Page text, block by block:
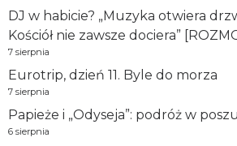
DJ w habicie? „Muzyka otwiera
Kościół nie zawsze dociera”
7 sierpnia
Eurotrip, dzień 11. Byle do morza
7 sierpnia
Papieże i „Odyseja”: podróż w
6 sierpnia